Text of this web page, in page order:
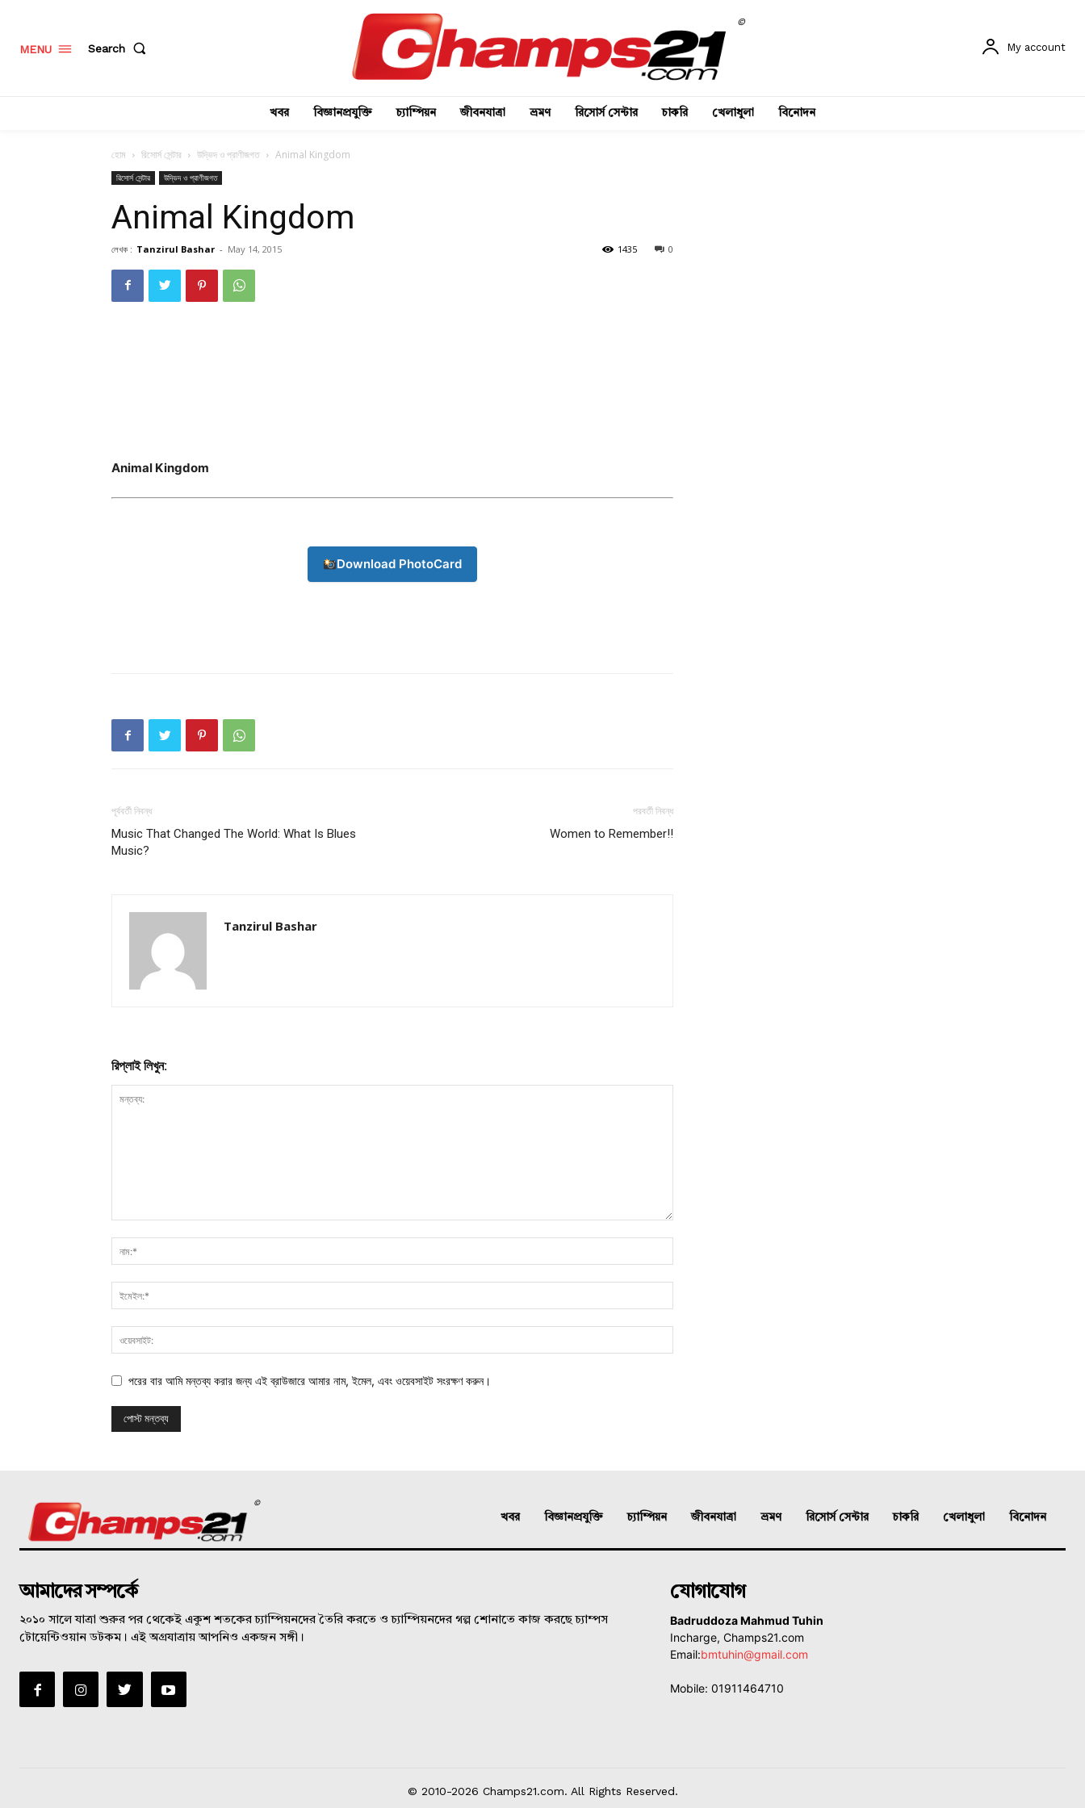
Company
MENU Search
©
My account
খবর বিজ্ঞানপ্রযুক্তি চ্যাম্পিয়ন জীবনযাত্রা ভ্রমণ রিসোর্স সেন্টার চাকরি খেলাধুলা বিনোদন
হোম রিসোর্স সেন্টার উদ্ভিদ ও প্রাণীজগত Animal Kingdom
রিসোর্স সেন্টার উদ্ভিদ ও প্রাণীজগত
Animal Kingdom
লেখক : Tanzirul Bashar - May 14, 2015 0
1435
Animal Kingdom
Download PhotoCard
পূর্ববর্তী নিবন্ধ
Music That Changed The World: What Is Blues
Music?
পরবর্তী নিবন্ধ
Women to Remember!!
Tanzirul Bashar
রিপ্লাই লিখুন:
পরের বার আমি মন্তব্য করার জন্য এই ব্রাউজারে আমার নাম, ইমেল, এবং ওয়েবসাইট সংরক্ষণ করুন।
©
খবর বিজ্ঞানপ্রযুক্তি চ্যাম্পিয়ন জীবনযাত্রা ভ্রমণ রিসোর্স সেন্টার চাকরি খেলাধুলা বিনোদন
আমাদের সম্পর্কে
২০১০ সালে যাত্রা শুরুর পর থেকেই একুশ শতকের চ্যাম্পিয়নদের তৈরি করতে ও চ্যাম্পিয়নদের গল্প শোনাতে কাজ করছে চ্যাম্পস
টোয়েন্টিওয়ান ডটকম। এই অগ্রযাত্রায় আপনিও একজন সঙ্গী।
যোগাযোগ
Badruddoza Mahmud Tuhin
Incharge, Champs21.com
Email:bmtuhin@gmail.com
Mobile: 01911464710
© 2010-2026 Champs21.com. All Rights Reserved.